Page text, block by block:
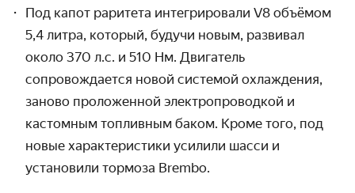
Под капот раритета интегрировали V8 объёмом
5,4 литра, который, будучи новым, развивал
около 370 л.с. и 510 Нм. Двигатель
сопровождается новой системой охлаждения,
заново проложенной электропроводкой и
кастомным топливным баком. Кроме того, под
новые характеристики усилили шасси и
установили тормоза Brembo.